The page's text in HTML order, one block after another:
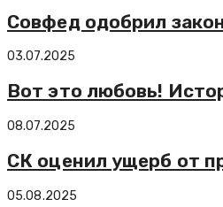
Совфед одобрил
03.07.2025
Вот это любовь!
08.07.2025
СК оценил ущерб от
05.08.2025